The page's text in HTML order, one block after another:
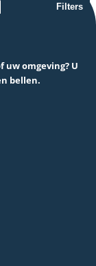
Filters
uw omgeving? U
bellen.